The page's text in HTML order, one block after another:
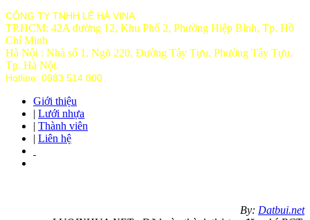
CÔNG TY TNHH LÊ HÀ VINA
TP.HCM: 42A đường 12, Khu Phố 2, Phường Hiệp Bình, Tp. Hồ
Chí Minh
Hà Nội : Nhà số 1, Ngõ 220, Đường Tây Tựu, Phường Tây Tựu,
Tp. Hà Nội.
Hotline: 0983 514 800
Giới thiệu
| Lưới nhựa
| Thành viên
| Liên hệ
By: Datbui.net